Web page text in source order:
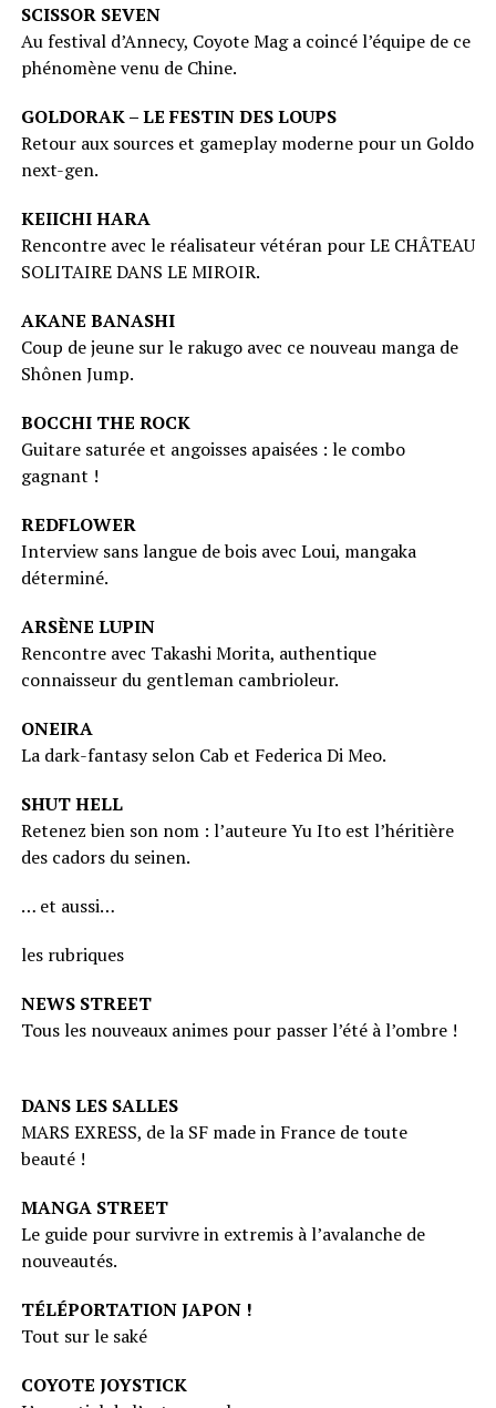
SCISSOR SEVEN
Au festival d’Annecy, Coyote Mag a coincé l’équipe de ce
phénomène venu de Chine.
GOLDORAK – LE FESTIN DES LOUPS
Retour aux sources et gameplay moderne pour un Goldo
next-gen.
KEIICHI HARA
Rencontre avec le réalisateur vétéran pour LE CHÂTEAU
SOLITAIRE DANS LE MIROIR.
AKANE BANASHI
Coup de jeune sur le rakugo avec ce nouveau manga de
Shônen Jump.
BOCCHI THE ROCK
Guitare saturée et angoisses apaisées : le combo
gagnant !
REDFLOWER
Interview sans langue de bois avec Loui, mangaka
déterminé.
ARSÈNE LUPIN
Rencontre avec Takashi Morita, authentique
connaisseur du gentleman cambrioleur.
ONEIRA
La dark-fantasy selon Cab et Federica Di Meo.
SHUT HELL
Retenez bien son nom : l’auteure Yu Ito est l’héritière
des cadors du seinen.
… et aussi…
les rubriques
NEWS STREET
Tous les nouveaux animes pour passer l’été à l’ombre !
DANS LES SALLES
MARS EXRESS, de la SF made in France de toute
beauté !
MANGA STREET
Le guide pour survivre in extremis à l’avalanche de
nouveautés.
TÉLÉPORTATION JAPON !
Tout sur le saké
COYOTE JOYSTICK